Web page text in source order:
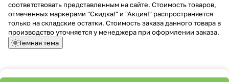
соответствовать представленным на сайте. Стоимость товаров,
отмеченных маркерами "Скидка!" и "Акция!" распространяется
только на складские остатки. Стоимость заказа данного товара в
производство уточняется у менеджера при оформлении заказа.
Темная тема